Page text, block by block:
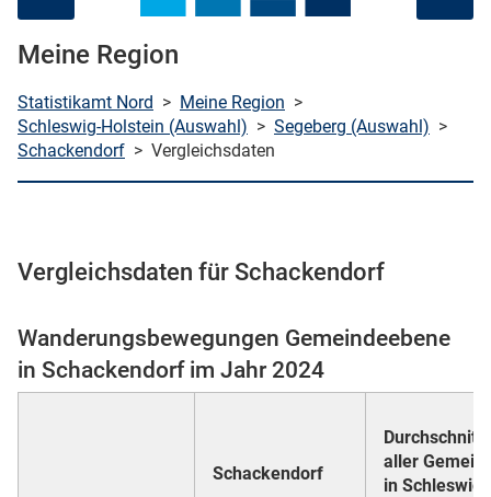
Meine Region
Statistikamt Nord > Meine Region >
Schleswig-Holstein (Auswahl) > Segeberg (Auswahl) >
Schackendorf > Vergleichsdaten
Vergleichsdaten für Schackendorf
Wanderungsbewegungen Gemeindeebene
in Schackendorf im Jahr 2024
Schackendorf
Durchschnitt
aller
in Schleswig-